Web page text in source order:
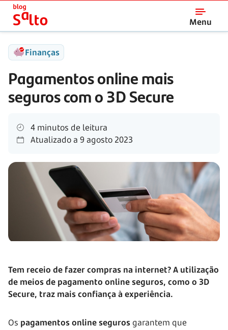
Menu
Salto
Finanças
Pagamentos online mais
seguros com o 3D Secure
4 minutos de leitura
Atualizado a 9 agosto 2023
Tem receio de fazer compras na internet? A utilização
de meios de pagamento online seguros, como o 3D
Secure, traz mais confiança à experiência.
Os pagamentos online seguros garantem que